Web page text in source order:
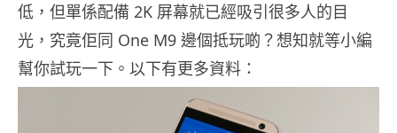
低，但單係配備 2K 屏幕就已經吸引很多人的目
光，究竟佢同 One M9 邊個抵玩啲？想知就等小編
幫你試玩一下。以下有更多資料：